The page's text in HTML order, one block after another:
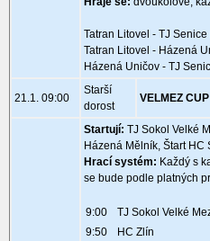
Tatran Litovel - TJ
Tatran Litovel - Házená
Házená Uničov - TJ
21.1. 09:00
Starší
dorost
VELMEZ
Startují: TJ Sokol Velké
Házená Mělník, Štart HC
Hrací systém: Každý s
se bude podle platných
9:00 TJ Sokol Velké
9:50
HC Zlín